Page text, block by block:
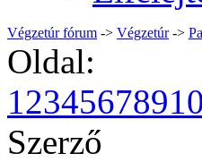
Végzetúr fórum -> Végzetúr->
Oldal:
12345678910
Szerző